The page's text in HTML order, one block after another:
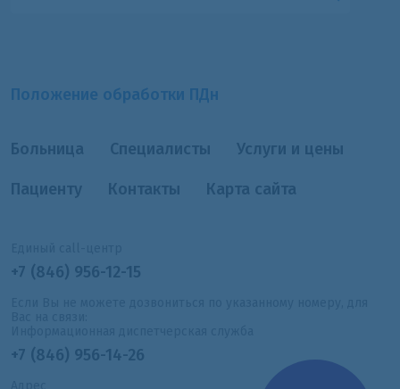
Положение обработки ПДн
Больница Специалисты Услуги и цены
Пациенту Контакты Карта сайта
+7 (846) 956-12-15
+7 (846) 956-14-26